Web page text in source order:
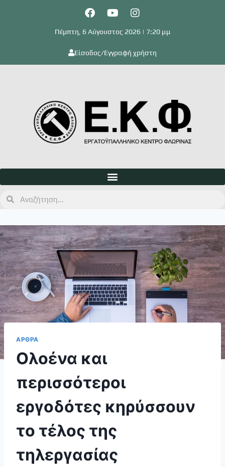
Πέμπτη, 6 Αύγουστος 2026 | 7:20 μμ
Είσοδος/Εγγραφή χρήστη
ΑΡΘΡΑ
Ολοένα και
περισσότεροι
εργοδότες κηρύσσουν
το τέλος της
τηλεργασίας